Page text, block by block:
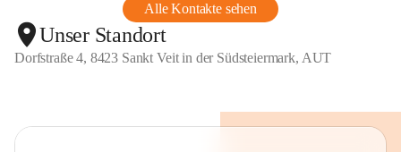
Alle Kontakte sehen
Unser Standort
Dorfstraße 4, 8423 Sankt Veit in der Südsteiermark, AUT